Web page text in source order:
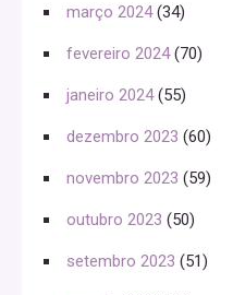
março 2024(34)
fevereiro 2024(70)
janeiro 2024(55)
dezembro 2023 (60)
novembro 2023 (59)
outubro 2023 (50)
setembro 2023 (51)